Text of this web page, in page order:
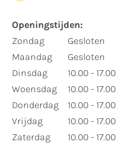
Openingstijden:
Zondag
Maandag
Dinsdag
Woensdag
Donderdag
Vrijdag
Zaterdag
Gesloten
Gesloten
10.00 - 17.00
10.00 - 17.00
10.00 - 17.00
10.00 - 17.00
10.00 - 17.00